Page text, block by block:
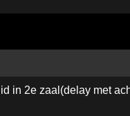
in 2e zaal(delay met